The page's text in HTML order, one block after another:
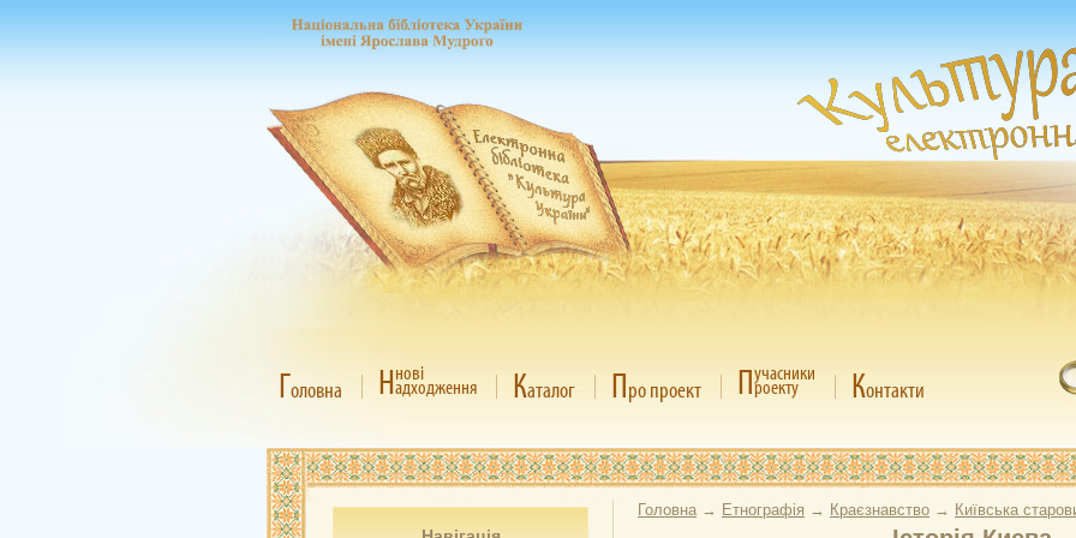
Головна Ннові
адходження Каталог Про проект Пучасники
роекту Контакти
Головна → Етнографія → Краєзнавство → Київська